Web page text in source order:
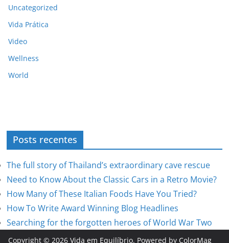
Uncategorized
Vida Prática
Video
Wellness
World
Posts recentes
The full story of Thailand’s extraordinary cave rescue
Need to Know About the Classic Cars in a Retro Movie?
How Many of These Italian Foods Have You Tried?
How To Write Award Winning Blog Headlines
Searching for the forgotten heroes of World War Two
Copyright © 2026 Vida em Equilíbrio. Powered by ColorMag